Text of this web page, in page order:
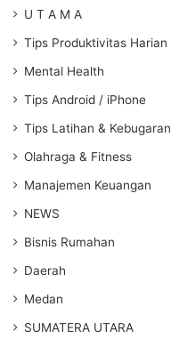
U T A M A
Tips Produktivitas Harian
Mental Health
Tips Android / iPhone
Tips Latihan & Kebugaran
Olahraga & Fitness
Manajemen Keuangan
NEWS
Bisnis Rumahan
Daerah
Medan
SUMATERA UTARA